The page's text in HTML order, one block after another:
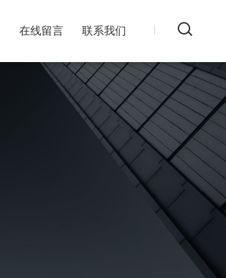
在线留言 联系我们